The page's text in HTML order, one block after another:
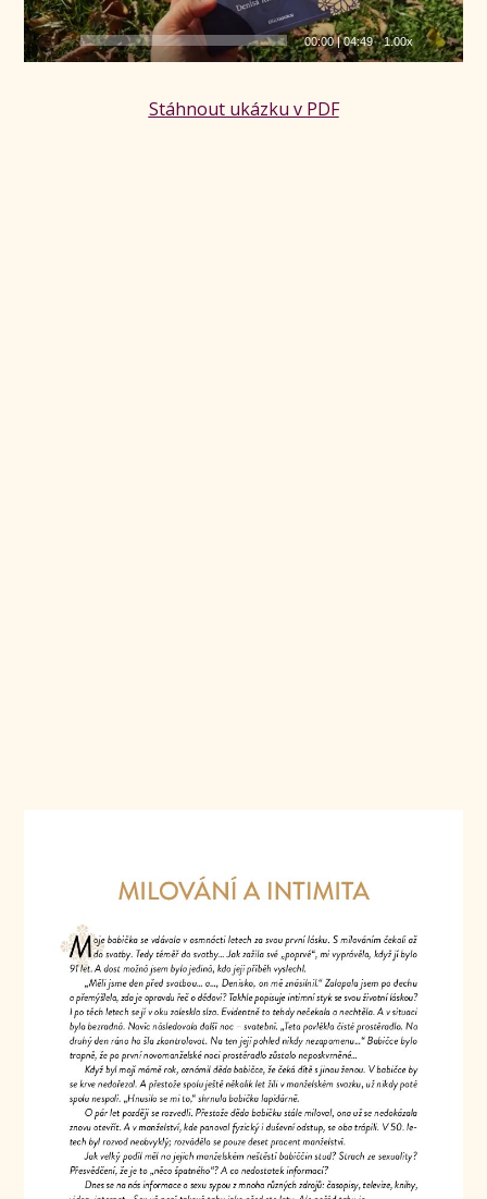
00:00|04:49 1.00x
Stáhnout ukázku v PDF